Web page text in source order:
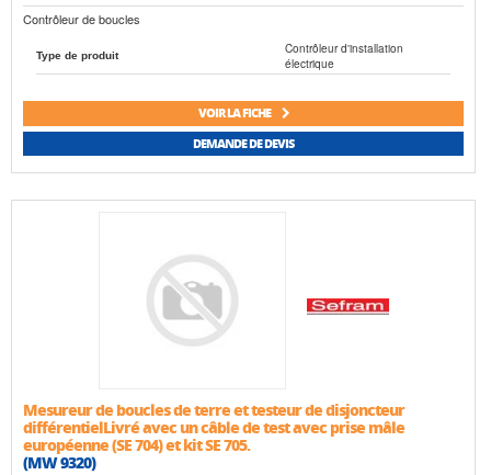
Contrôleur de boucles
Type de produit
Contrôleur d'installation
électrique
VOIR LA FICHE
DEMANDE DE DEVIS
Mesureur de boucles de terre et testeur de disjoncteur
différentielLivré avec un câble de test avec prise mâle
européenne (SE 704) et kit SE 705.
(MW 9320)